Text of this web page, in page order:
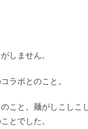
しません。
ラボとのこと。
こと。麺がしこしこ
とでした。